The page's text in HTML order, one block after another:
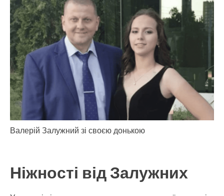
Валерій Залужний зі своєю донькою
Ніжності від Залужних